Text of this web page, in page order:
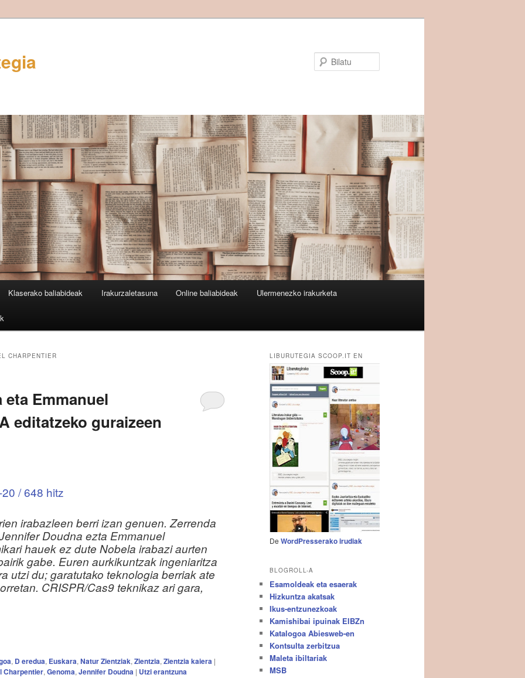
Klaserako baliabideak Irakurzaletasuna Online baliabideak Ulermenezko irakurketa
CHARPENTIER
Emmanuel
editatzeko guraizeen
/ 648 hitz
irabazleen berri izan genuen. Zerrenda
Doudna ezta Emmanuel
hauek ez dute Nobela irabazi aurten
gabe. Euren aurkikuntzak ingeniaritza
utzi du; garatutako teknologia berriak ate
CRISPR/Cas9 teknikaz ari gara,
, D eredua, Euskara, Natur Zientziak, Zientzia, Zientzia kaiera |
Charpentier, Genoma, Jennifer Doudna | Utzi erantzuna
LIBURUTEGIA SCOOP.IT EN
De WordPresserako irudiak
BLOGROLL-A
Esamoldeak eta esaerak
Hizkuntza akatsak
Ikus-entzunezkoak
Kamishibai ipuinak EIBZn
Katalogoa Abiesweb-en
Kontsulta zerbitzua
Maleta ibiltariak
MSB